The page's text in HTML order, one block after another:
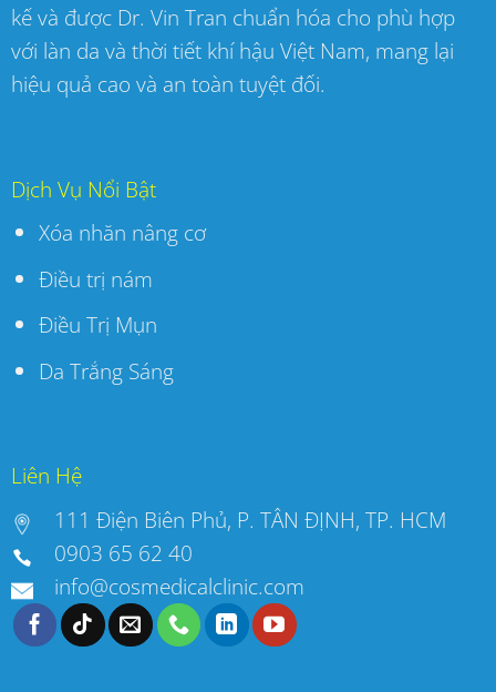
kế và được Dr. Vin Tran chuẩn hóa cho phù hợp
với làn da và thời tiết khí hậu Việt Nam, mang lại
hiệu quả cao và an toàn tuyệt đối.
Dịch Vụ Nổi Bật
Xóa nhăn nâng cơ
Điều trị nám
Điều Trị Mụn
Da Trắng Sáng
Liên Hệ
111 Điện Biên Phủ, P. TÂN ĐỊNH, TP. HCM
0903 65 62 40
info@cosmedicalclinic.com